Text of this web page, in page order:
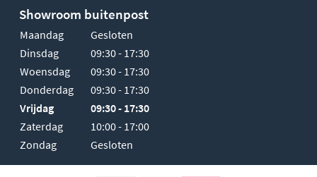
Showroom buitenpost
Maandag
Gesloten
Dinsdag
09:30 - 17:30
Woensdag
09:30 - 17:30
Donderdag
09:30 - 17:30
Vrijdag
09:30 - 17:30
Zaterdag
10:00 - 17:00
Zondag
Gesloten